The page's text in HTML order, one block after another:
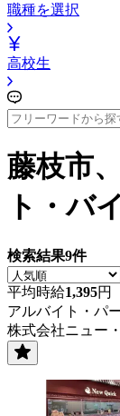
職種を選択
高校生
藤枝市
ト・バ
検索結果9件
平均時給1,395円
アルバイト・パ
株式会社ニュー